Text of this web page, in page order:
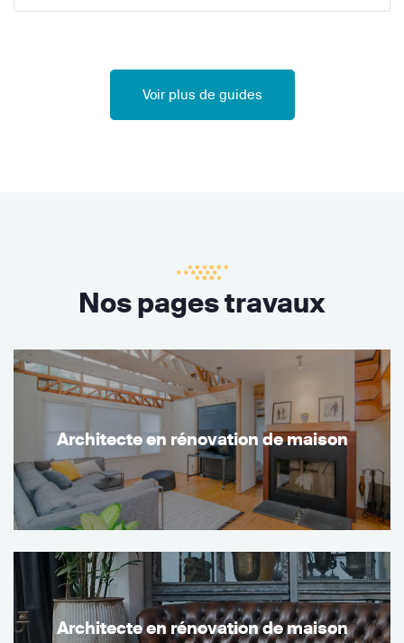
Voir plus de guides
Nos pages travaux
Architecte en rénovation de maison
Architecte en rénovation de maison